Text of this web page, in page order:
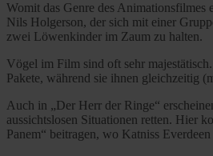
Womit das Genre des
Nils Holgerson, der sich mit einer
zwei Löwenkinder im Zaum zu halten.
Vögel im Film sind oft sehr
Pakete, während sie ihnen gleichzeitig
Auch in „Der Herr der Ringe“
aussichtslosen Situationen retten. Hier
Panem“ beitragen, wo Katniss